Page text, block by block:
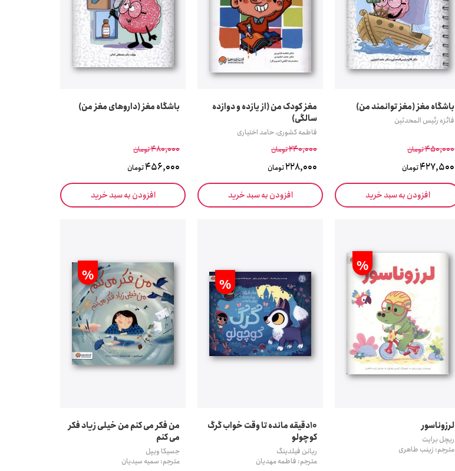
باشگاه مغز (مغز توانمند من)
فائزه رئیس المحدثین
450,000تومان
427,500تومان
افزودن به سبد خرید
مغز کودک من (از یازده و دوازده
سالگی)
فاطمه کشوری، حامد اختیاری
240,000تومان
228,000تومان
افزودن به سبد خرید
باشگاه مغز (داروهای مغز من)
480,000تومان
456,000تومان
افزودن به سبد خرید
%
لرزوناسور
ریچل برایت
مترجم: زینب طاهری
%
10دقیقه مانده تا وقت خواب گرگ
کوچولو
ریانن فیلدینگ
مترجم: فاطمه مهدیان
%
من فکر می کنم من خیلی زیاد فکر
می کنم
جسیکا ویپل
مترجم: سمیه سیدیان